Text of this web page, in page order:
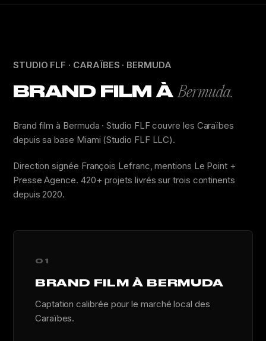
STUDIO FLF · CARAÏBES · BERMUDA
BRAND FILM ÀBermuda.
Brand film à Bermuda · Studio FLF couvre les Caraïbes
depuis sa base Miami (Studio FLF LLC).
Direction signée François Lefranc, mentions Le Point +
Presse Agence. 420+ projets livrés sur trois continents
depuis 2020.
01
BRAND FILM À BERMUDA
Captation calibrée pour le marché local des
Caraïbes.